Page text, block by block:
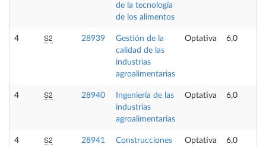
de la tecnología
de los alimentos
4 S2 28939
Gestión de la
calidad de las
industrias
agroalimentarias
Optativa 6,0
4 S2 28940
Ingeniería de las
industrias
agroalimentarias
Optativa 6,0
4 S2 28941
Construcciones
Optativa 6,0